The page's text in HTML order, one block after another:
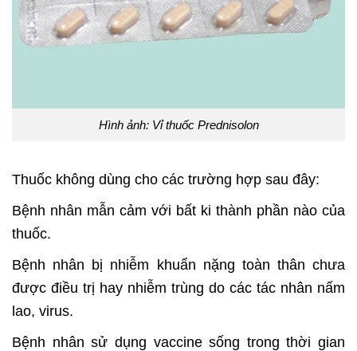
Hình ảnh: Vỉ thuốc Prednisolon
Thuốc không dùng cho các trường hợp sau đây:
Bệnh nhân mẫn cảm với bất ki thành phần nào của
thuốc.
Bệnh nhân bị nhiễm khuẩn nặng toàn thân chưa
được điều trị hay nhiễm trùng do các tác nhân nấm
lao, virus.
Bệnh nhân sử dụng vaccine sống trong thời gian